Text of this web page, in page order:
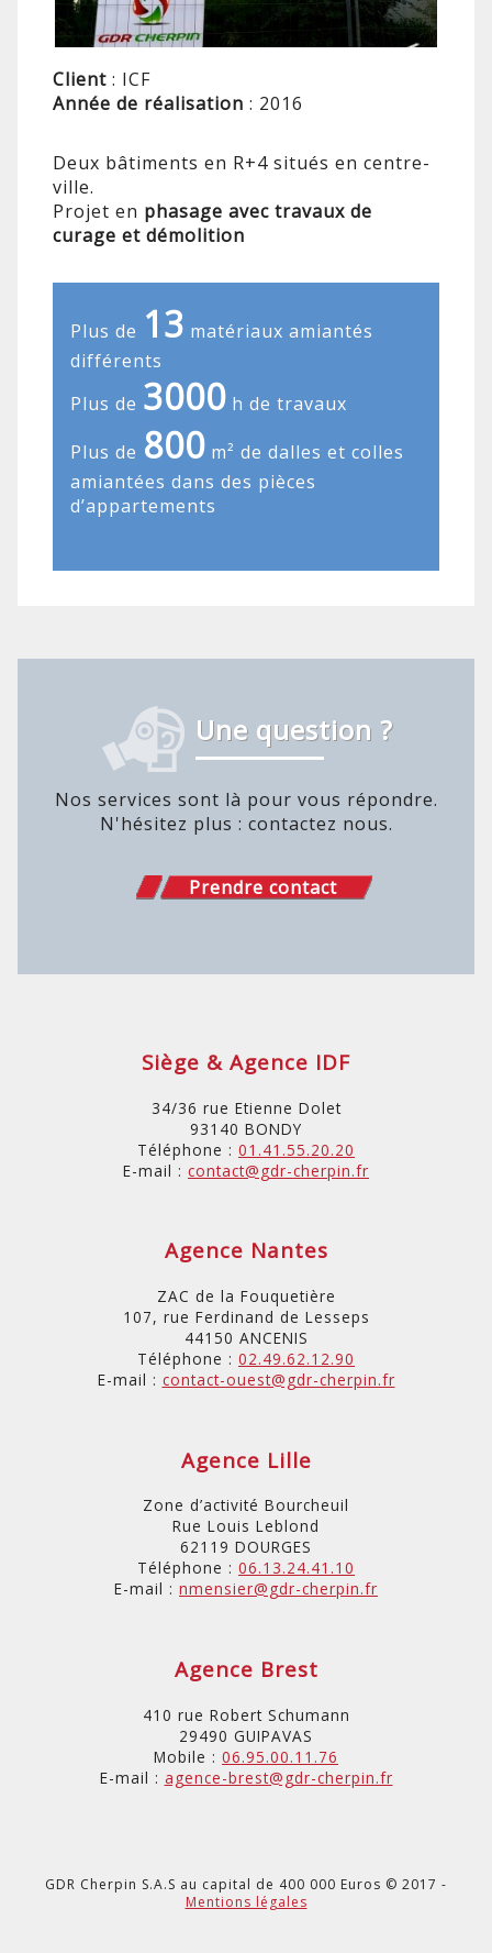
Client : ICF
Année de réalisation : 2016
Deux bâtiments en R+4 situés en centre-
ville.
Projet en phasage avec travaux de
curage et démolition
Plus de 13 matériaux amiantés
différents
Plus de 3000 h de travaux
Plus de 800 m² de dalles et colles
amiantées dans des pièces
d’appartements
Une question ?
Nos services sont là pour vous répondre.
N'hésitez plus : contactez nous.
Prendre contact
Siège & Agence IDF
34/36 rue Etienne Dolet
93140 BONDY
Téléphone : 01.41.55.20.20
E-mail : contact@gdr-cherpin.fr
Agence Nantes
ZAC de la Fouquetière
107, rue Ferdinand de Lesseps
44150 ANCENIS
Téléphone : 02.49.62.12.90
E-mail : contact-ouest@gdr-cherpin.fr
Agence Lille
Zone d’activité Bourcheuil
Rue Louis Leblond
62119 DOURGES
Téléphone : 06.13.24.41.10
E-mail : nmensier@gdr-cherpin.fr
Agence Brest
410 rue Robert Schumann
29490 GUIPAVAS
Mobile : 06.95.00.11.76
E-mail : agence-brest@gdr-cherpin.fr
GDR Cherpin S.A.S au capital de 400 000 Euros © 2017 -
Mentions légales